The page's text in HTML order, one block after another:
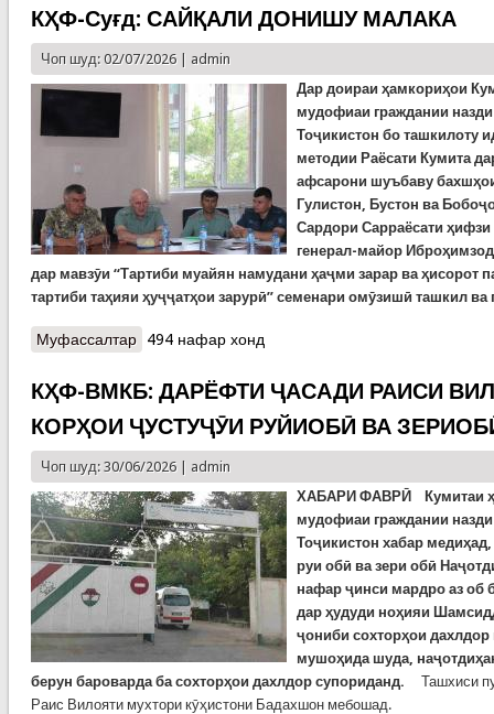
КҲФ-Суғд: САЙҚАЛИ ДОНИШУ МАЛАКА
Чоп шуд: 02/07/2026 | admin
Дар доираи ҳамкориҳои
мудофиаи граждании
Тоҷикистон бо ташкилоту
методии Раёсати Кумита
афсарони шуъбаву
Гулистон, Бустон ва
Сардори Сарраёсати
генерал-майор
дар мавзӯи “Тартиби муайян намудани ҳаҷми зарар ва ҳисорот
тартиби таҳияи ҳуҷҷатҳои зарурӣ” семенари омӯзишӣ ташкил ва
Муфассалтаро КҲФ-Суғд: САЙҚАЛИ ДОНИШУ МАЛАКА
494 нафар хонд
КҲФ-ВМКБ: ДАРЁФТИ ҶАСАДИ РАИСИ
КОРҲОИ ҶУСТУҶӮИ РУЙИОБӢ ВА
Чоп шуд: 30/06/2026 | admin
ХАБАРИ ФАВРӢ Кумитаи
мудофиаи граждании
Тоҷикистон хабар
руи обӣ ва зери обӣ
нафар ҷинси мардро аз
дар ҳудуди ноҳияи
ҷониби сохторҳои дахлдор
мушоҳида шуда,
берун бароварда ба сохторҳои дахлдор супориданд. Ташхиси
Раис Вилояти мухтори кӯҳистони Бадахшон мебошад.